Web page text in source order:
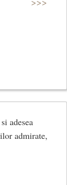
adesea
admirate,